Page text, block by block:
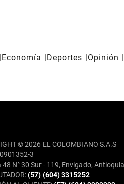
Economía Deportes Opinión
© 2026 EL COLOMBIANO S.A.S
3
48 N° 30 Sur - 119, Envigado,
(57) (604) 3315252